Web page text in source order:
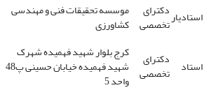
استادیاردکترای
تخصصی
موسسه تحقیقات فنی و مهندسی
کشاورزی
استاد دکترای
تخصصی
کرج بلوار شهید فهمیده شهرک
شهید فهمیده خیابان حسینی پ48
واحد 5